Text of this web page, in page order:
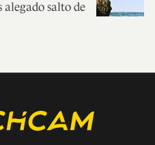
alegado salto de